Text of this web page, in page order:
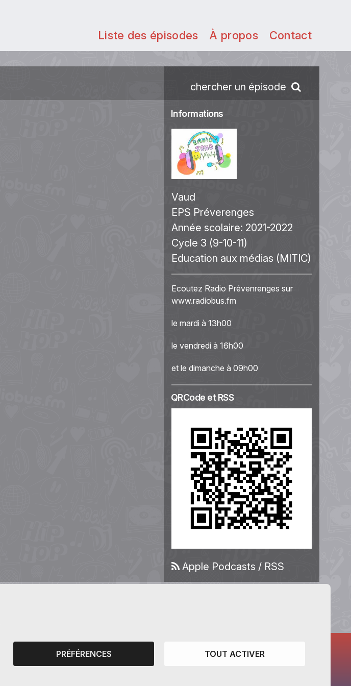
Liste des épisodes À propos Contact
chercher un épisode
Informations
Vaud
EPS Préverenges
Année scolaire: 2021-2022
Cycle 3 (9-10-11)
Education aux médias (MITIC)
Ecoutez Radio Prévenrenges sur
www.radiobus.fm
le mardi à 13h00
le vendredi à 16h00
et le dimanche à 09h00
QRCode et RSS
Apple Podcasts / RSS
PRÉFÉRENCES TOUT ACTIVER